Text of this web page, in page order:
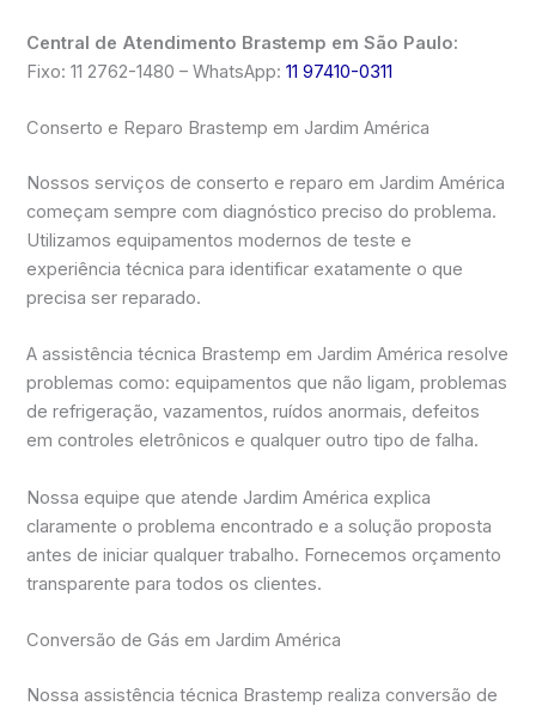
Central de Atendimento Brastemp em São Paulo:
Fixo: 11 2762-1480 – WhatsApp:11 97410-0311
Conserto e Reparo Brastemp em Jardim América
Nossos serviços de conserto e reparo em Jardim América
começam sempre com diagnóstico preciso do problema.
Utilizamos equipamentos modernos de teste e
experiência técnica para identificar exatamente o que
precisa ser reparado.
A assistência técnica Brastemp em Jardim América resolve
problemas como: equipamentos que não ligam, problemas
de refrigeração, vazamentos, ruídos anormais, defeitos
em controles eletrônicos e qualquer outro tipo de falha.
Nossa equipe que atende Jardim América explica
claramente o problema encontrado e a solução proposta
antes de iniciar qualquer trabalho. Fornecemos orçamento
transparente para todos os clientes.
Conversão de Gás em Jardim América
Nossa assistência técnica Brastemp realiza conversão de